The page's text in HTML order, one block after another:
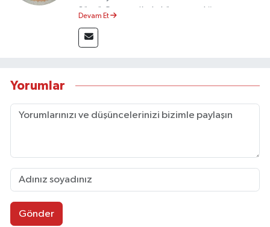
Sözcü Gazetesi’nde köşe yazarlığı yapmış ve
Devam Et
Yorumlar
Gönder